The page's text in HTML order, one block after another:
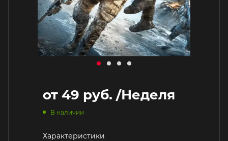
от 49 руб. /Неделя
В наличии
Характеристики